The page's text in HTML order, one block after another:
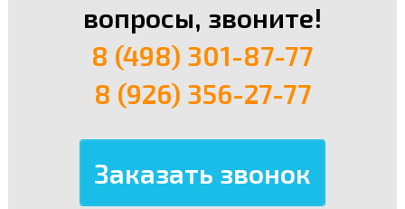
вопросы, звоните!
8 (498) 301-87-77
8 (926) 356-27-77